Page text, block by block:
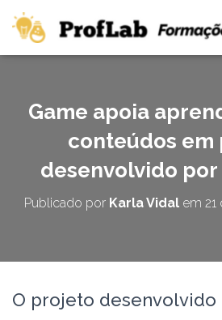
Game apoia
conteúdos em
desenvolvido
Publicado por Karla Vidal em 21
O projeto